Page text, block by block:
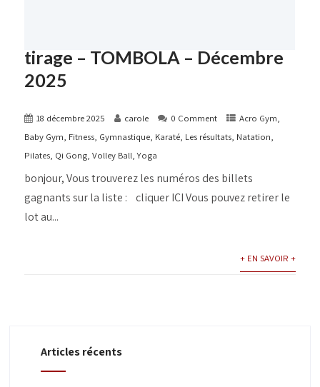
tirage – TOMBOLA – Décembre
2025
18 décembre 2025 carole 0 Comment Acro Gym,
Baby Gym, Fitness, Gymnastique, Karaté, Les résultats, Natation,
Pilates, Qi Gong,Volley Ball,Yoga
bonjour, Vous trouverez les numéros des billets
gagnants sur la liste : cliquer ICI Vous pouvez retirer le
lot au...
+ EN SAVOIR +
Articles récents